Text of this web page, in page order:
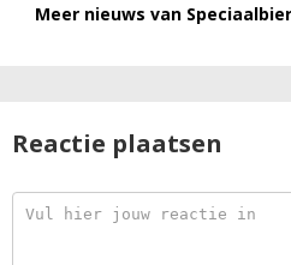
Meer nieuws van
Reactie plaatsen